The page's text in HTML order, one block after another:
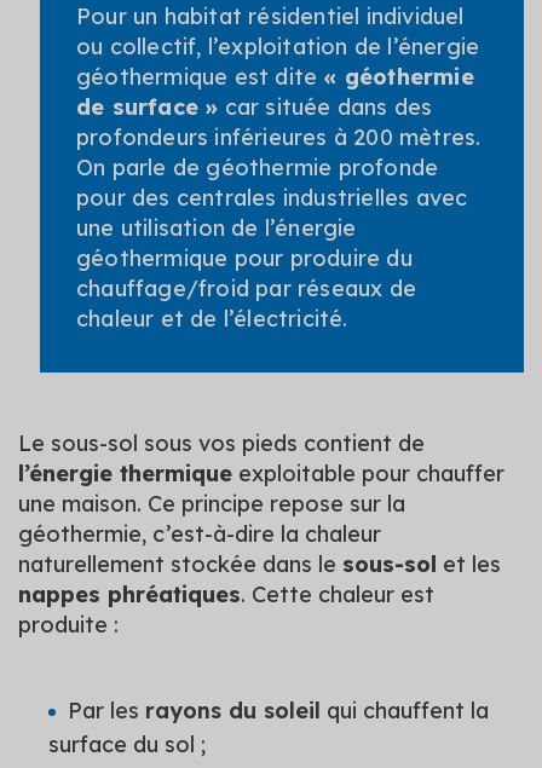
Pour un habitat résidentiel individuel
ou collectif, l’exploitation de l’énergie
géothermique est dite « géothermie
de surface » car située dans des
profondeurs inférieures à 200 mètres.
On parle de géothermie profonde
pour des centrales industrielles avec
une utilisation de l’énergie
géothermique pour produire du
chauffage/froid par réseaux de
chaleur et de l’électricité.
Le sous-sol sous vos pieds contient de
l’énergie thermique exploitable pour chauffer
une maison. Ce principe repose sur la
géothermie, c’est-à-dire la chaleur
naturellement stockée dans le sous-sol et les
nappes phréatiques. Cette chaleur est
produite :
Par les rayons du soleil qui chauffent la
surface du sol ;